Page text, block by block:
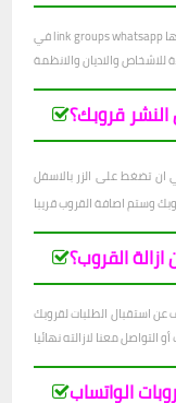
في link groups whatsapp لا ننشر الا القروبات الاكثر اهمية، ولا ننشر القروبات التي فيها
قروبك؟
ان تضغط على الزر بالاسفل
القروب؟
عن استقبال الطلبات لقروبك
الواتساب